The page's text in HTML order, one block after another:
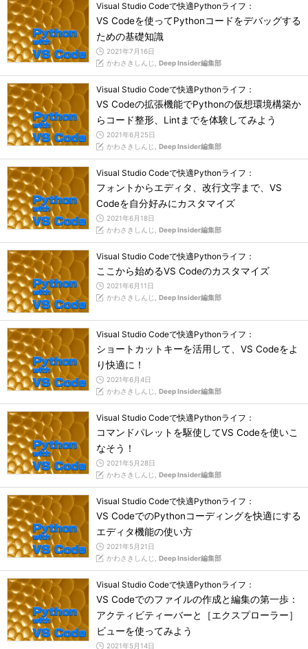
Visual Studio Codeで快適Pythonライフ：
VS Codeを使ってPythonコードをデバッグする
ための基礎知識
2021年7月16日
かわさきしんじ, Deep Insider編集部
Visual Studio Codeで快適Pythonライフ：
VS Codeの拡張機能でPythonの仮想環境構築か
らコード整形、Lintまでを体験してみよう
2021年6月25日
かわさきしんじ, Deep Insider編集部
Visual Studio Codeで快適Pythonライフ：
フォントからエディタ、改行文字まで、VS
Codeを自分好みにカスタマイズ
2021年6月18日
かわさきしんじ, Deep Insider編集部
Visual Studio Codeで快適Pythonライフ：
ここから始めるVS Codeのカスタマイズ
2021年6月11日
かわさきしんじ, Deep Insider編集部
Visual Studio Codeで快適Pythonライフ：
ショートカットキーを活用して、VS Codeをよ
り快適に！
2021年6月4日
かわさきしんじ, Deep Insider編集部
Visual Studio Codeで快適Pythonライフ：
コマンドパレットを駆使してVS Codeを使いこ
なそう！
2021年5月28日
かわさきしんじ, Deep Insider編集部
Visual Studio Codeで快適Pythonライフ：
VS CodeでのPythonコーディングを快適にする
エディタ機能の使い方
2021年5月21日
かわさきしんじ, Deep Insider編集部
Visual Studio Codeで快適Pythonライフ：
VS Codeでのファイルの作成と編集の第一歩：
アクティビティーバーと［エクスプローラー］
ビューを使ってみよう
2021年5月14日